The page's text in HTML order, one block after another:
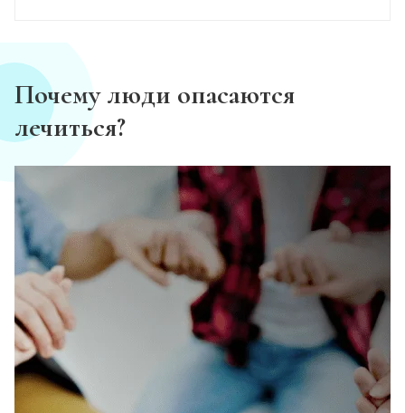
Почему люди опасаются
лечиться?